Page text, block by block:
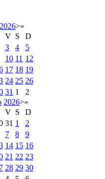
2026>»
V S
D
3 4
5
10 11 12
17 18 19
24 25 26
31 1
2
2026>»
V S
D
31 1
2
7 8
9
14 15 16
21 22 23
28 29 30